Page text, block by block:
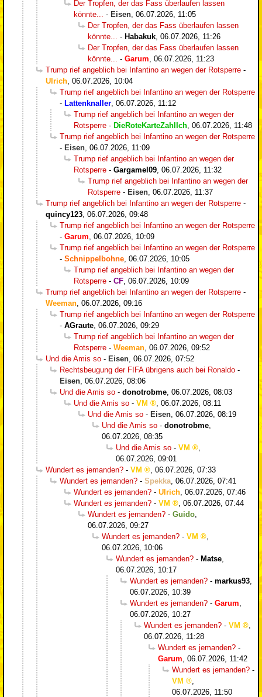
Der Tropfen, der das Fass überlaufen lassen
könnte...
- Eisen 06.07.2026, 11:05
Der Tropfen, der das Fass überlaufen lassen
könnte...
- Habakuk 06.07.2026, 11:26
Der Tropfen, der das Fass überlaufen lassen
könnte...
- Garum 06.07.2026, 11:23
Trump rief angeblich bei Infantino an wegen der Rotsperre -
Ulrich 06.07.2026, 10:04
Trump rief angeblich bei Infantino an wegen der Rotsperre
- Lattenknaller 06.07.2026, 11:12
Trump rief angeblich bei Infantino an wegen der
Rotsperre - DieRoteKarteZahlIch 06.07.2026, 11:48
Trump rief angeblich bei Infantino an wegen der Rotsperre
- Eisen 06.07.2026, 11:09
Trump rief angeblich bei Infantino an wegen der
Rotsperre - Gargamel09 06.07.2026, 11:32
Trump rief angeblich bei Infantino an wegen der
Rotsperre - Eisen 06.07.2026, 11:37
Trump rief angeblich bei Infantino an wegen der Rotsperre -
quincy123 06.07.2026, 09:48
Trump rief angeblich bei Infantino an wegen der Rotsperre
- Garum 06.07.2026, 10:09
Trump rief angeblich bei Infantino an wegen der Rotsperre
- Schnippelbohne 06.07.2026, 10:05
Trump rief angeblich bei Infantino an wegen der
Rotsperre - CF 06.07.2026, 10:09
Trump rief angeblich bei Infantino an wegen der Rotsperre -
Weeman 06.07.2026, 09:16
Trump rief angeblich bei Infantino an wegen der Rotsperre
- AGraute 06.07.2026, 09:29
Trump rief angeblich bei Infantino an wegen der
Rotsperre - Weeman 06.07.2026, 09:52
Und die Amis so - Eisen 06.07.2026, 07:52
Rechtsbeugung der FIFA übrigens auch bei Ronaldo -
Eisen 06.07.2026, 08:06
Und die Amis so - donotrobme 06.07.2026, 08:03
Und die Amis so - VM
06.07.2026, 08:11
Und die Amis so - Eisen 06.07.2026, 08:19
Und die Amis so - donotrobme
06.07.2026, 08:35
Und die Amis so - VM
06.07.2026, 09:01
Wundert es jemanden? - VM
06.07.2026, 07:33
Wundert es jemanden? - Spekka 06.07.2026, 07:41
Wundert es jemanden? - Ulrich 06.07.2026, 07:46
Wundert es jemanden? - VM
06.07.2026, 07:44
Wundert es jemanden? - Guido
06.07.2026, 09:27
Wundert es jemanden? - VM
06.07.2026, 10:06
Wundert es jemanden? - Matse
06.07.2026, 10:17
Wundert es jemanden? - markus93
06.07.2026, 10:39
Wundert es jemanden? - Garum
06.07.2026, 10:27
Wundert es jemanden? - VM
06.07.2026, 11:28
Wundert es jemanden? -
Garum 06.07.2026, 11:42
Wundert es jemanden? -
VM
06.07.2026, 11:50